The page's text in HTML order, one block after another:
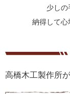
少し
納得して心
高橋木工製作所